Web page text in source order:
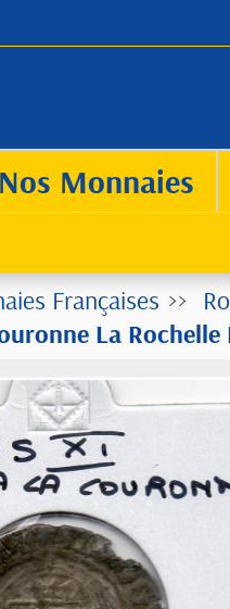
Nos Monnaies
Françaises
La Rochelle